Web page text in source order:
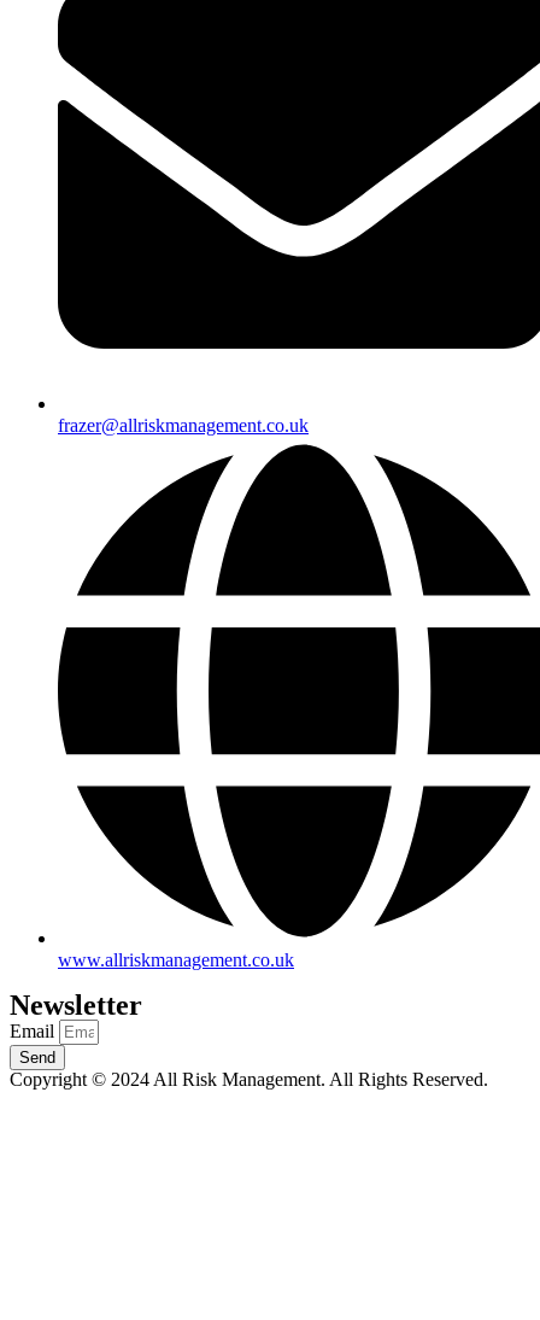
frazer@allriskmanagement.co.uk
www.allriskmanagement.co.uk
Newsletter
Email
Send
Copyright © 2024 All Risk Management. All Rights Reserved.